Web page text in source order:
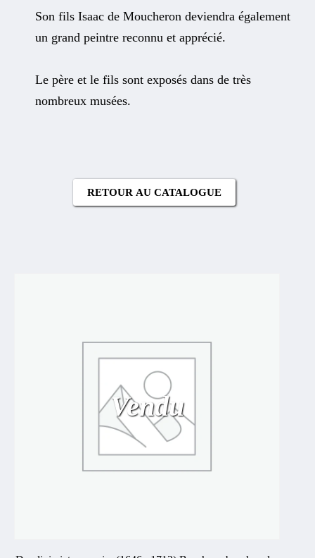
Son fils Isaac de Moucheron deviendra également
un grand peintre reconnu et apprécié.
Le père et le fils sont exposés dans de très
nombreux musées.
RETOUR AU CATALOGUE
Vendu